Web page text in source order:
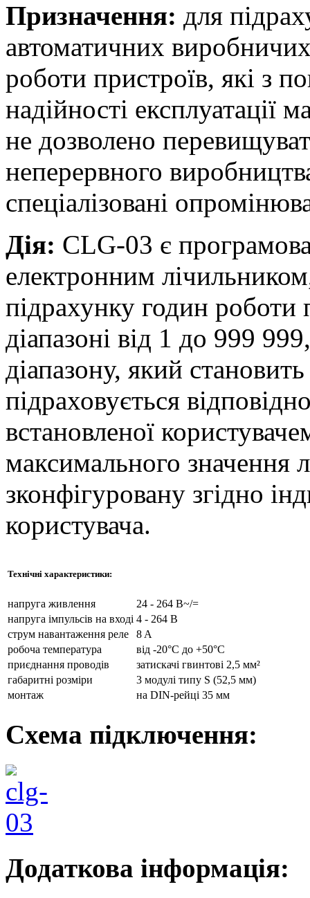
Призначення: для
автоматичних
роботи пристроїв, які з
надійності
не дозволено
неперервного
спеціалізовані
Дія: CLG-03 є
електронним
підрахунку годин роботи
діапазоні від 1 до 999
діапазону, який
підраховується
встановленої
максимального значення
зконфігуровану згідно
користувача.
Технічні характеристики:
напруга живлення
24 - 264 В~/=
напруга імпульсів на вході 4 - 264 В
струм навантаження реле
8 A
робоча температура
від -20°C до +50°C
приєднання проводів
затискачі гвинтові 2,5 мм²
габаритні розміри
3 модулі типу S (52,5 мм)
монтаж
на DIN-рейці 35 мм
Схема підключення:
Додаткова інформація: